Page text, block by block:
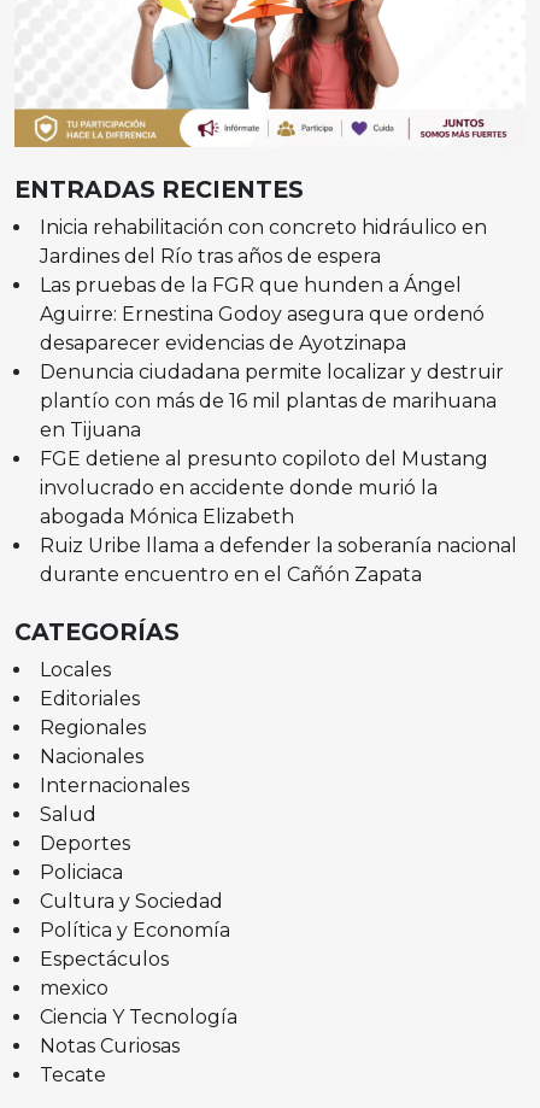
ENTRADAS RECIENTES
Inicia rehabilitación con concreto hidráulico en
Jardines del Río tras años de espera
Las pruebas de la FGR que hunden a Ángel
Aguirre: Ernestina Godoy asegura que ordenó
desaparecer evidencias de Ayotzinapa
Denuncia ciudadana permite localizar y destruir
plantío con más de 16 mil plantas de marihuana
en Tijuana
FGE detiene al presunto copiloto del Mustang
involucrado en accidente donde murió la
abogada Mónica Elizabeth
Ruiz Uribe llama a defender la soberanía nacional
durante encuentro en el Cañón Zapata
CATEGORÍAS
Locales
Editoriales
Regionales
Nacionales
Internacionales
Salud
Deportes
Policiaca
Cultura y Sociedad
Política y Economía
Espectáculos
mexico
Ciencia Y Tecnología
Notas Curiosas
Tecate